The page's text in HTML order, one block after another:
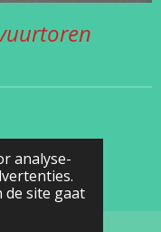
analyse-
de site gaat